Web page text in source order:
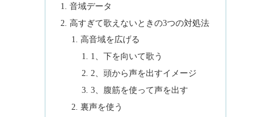
音域データ
高すぎて歌えないときの3つの対処法
高音域を広げる
1、下を向いて歌う
2、頭から声を出すイメージ
3、腹筋を使って声を出す
裏声を使う